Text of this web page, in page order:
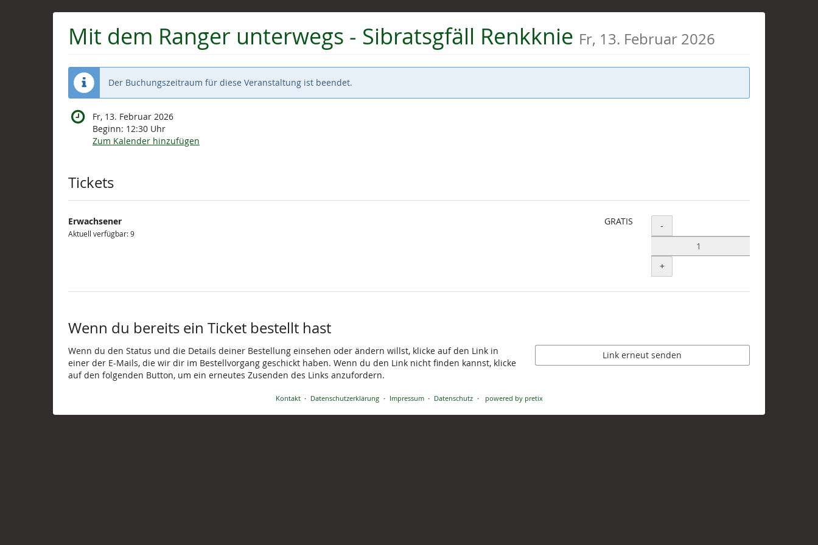
Mit dem Ranger unterwegs - Sibratsgfäll Renkknie Fr, 13. Februar 2026
Der Buchungszeitraum für diese Veranstaltung ist beendet.
Fr, 13. Februar 2026
Beginn: 12:30 Uhr
Zum Kalender hinzufügen
Produkte
Tickets
Erwachsener
Aktuell verfügbar: 9
GRATIS Menge
-
+
Wenn du bereits ein Ticket bestellt hast
Wenn du den Status und die Details deiner Bestellung einsehen oder ändern willst, klicke auf den Link in
einer der E-Mails, die wir dir im Bestellvorgang geschickt haben. Wenn du den Link nicht finden kannst, klicke
auf den folgenden Button, um ein erneutes Zusenden des Links anzufordern.
Link erneut senden
Kontakt Datenschutzerklärung Impressum Datenschutz powered by pretix